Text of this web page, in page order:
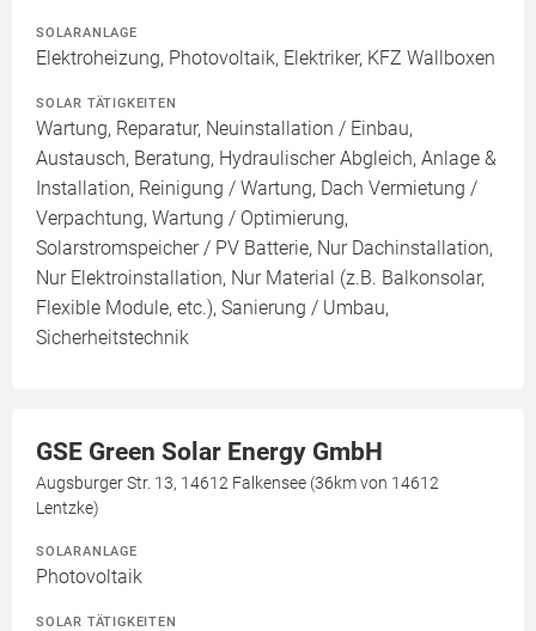
SOLARANLAGE
Elektroheizung, Photovoltaik, Elektriker, KFZ Wallboxen
SOLAR TÄTIGKEITEN
Wartung, Reparatur, Neuinstallation / Einbau,
Austausch, Beratung, Hydraulischer Abgleich, Anlage &
Installation, Reinigung / Wartung, Dach Vermietung /
Verpachtung, Wartung / Optimierung,
Solarstromspeicher / PV Batterie, Nur Dachinstallation,
Nur Elektroinstallation, Nur Material (z.B. Balkonsolar,
Flexible Module, etc.), Sanierung / Umbau,
Sicherheitstechnik
GSE Green Solar Energy GmbH
Augsburger Str. 13, 14612 Falkensee (36km von 14612
Lentzke)
SOLARANLAGE
Photovoltaik
SOLAR TÄTIGKEITEN